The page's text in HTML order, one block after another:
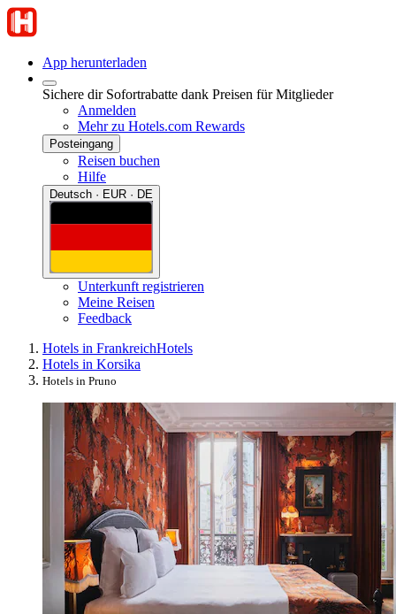
App herunterladen
Sichere dir Sofortrabatte dank Preisen für Mitglieder
Anmelden
Mehr zu Hotels.com Rewards
Posteingang
Reisen buchen
Hilfe
Deutsch · EUR · DE
Unterkunft registrieren
Meine Reisen
Feedback
Hotels in FrankreichHotels
Hotels in Korsika
Hotels in Pruno